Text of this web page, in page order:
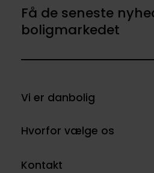
Få de seneste
boligmarkedet
Vi er danbolig
Hvorfor vælge os
Kontakt